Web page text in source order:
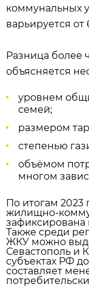
коммунальных
варьируется от
Разница более
объясняется
уровнем
семей;
размером
степенью
объёмом
многом
По итогам 2023
жилищно-
зафиксирована
Также среди
ЖКУ можно
Севастополь и
субъектах РФ
составляет